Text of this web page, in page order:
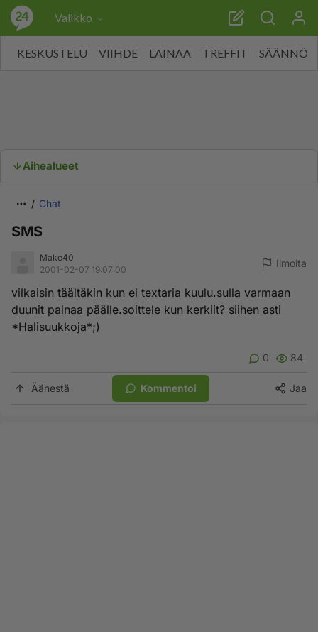
Valikko
KESKUSTELU VIIHDE LAINAA TREFFIT SÄÄNNÖT
Aihealueet
Chat
SMS
Make40
2001-02-07 19:07:00
Ilmoita
vilkaisin täältäkin kun ei textaria kuulu.sulla varmaan
duunit painaa päälle.soittele kun kerkiit? siihen asti
*Halisuukkoja*;)
0 84
Äänestä Kommentoi Jaa